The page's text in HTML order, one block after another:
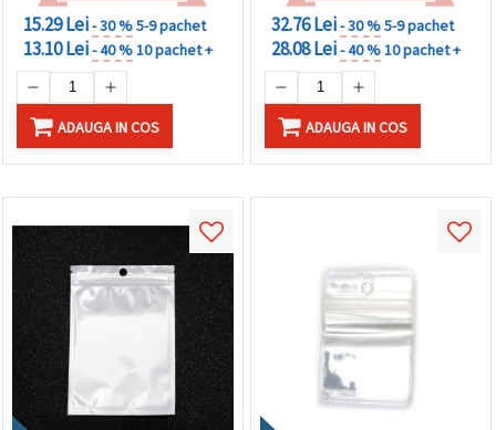
15.29 Lei- 30 %5-9 pachet
13.10 Lei- 40 %10 pachet +
ADAUGA IN COS
32.76 Lei- 30 %5-9 pachet
28.08 Lei- 40 %10 pachet +
ADAUGA IN COS